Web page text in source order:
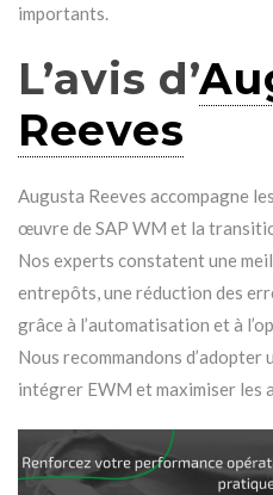
importants.
L’avis d’
Reeves
Augusta Reeves accompagne
œuvre de SAP WM et la
Nos experts constatent une
entrepôts, une réduction des
grâce à l’automatisation et à
Nous recommandons
intégrer EWM et maximiser les